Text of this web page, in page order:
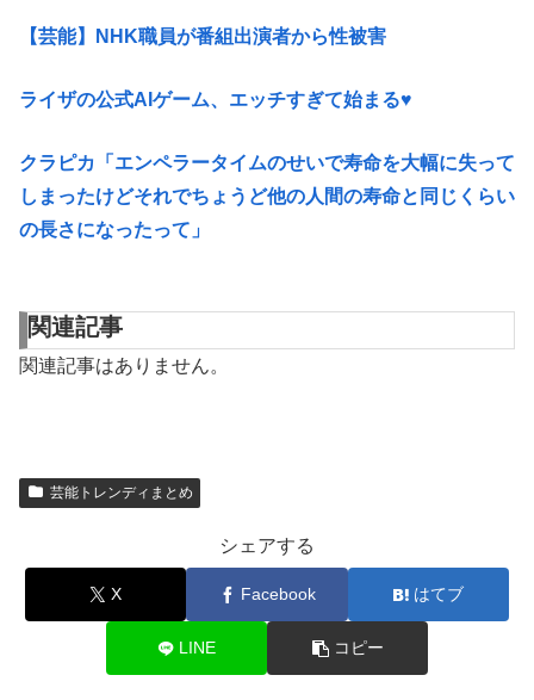
【芸能】NHK職員が番組出演者から性被害
ライザの公式AIゲーム、エッチすぎて始まる♥
クラピカ「エンペラータイムのせいで寿命を大幅に失って
しまったけどそれでちょうど他の人間の寿命と同じくらい
の長さになったって」
関連記事
関連記事はありません。
芸能トレンディまとめ
シェアする
X Facebook はてブ
LINE コピー